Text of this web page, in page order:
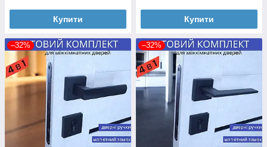
Купити Купити
–32% –32%